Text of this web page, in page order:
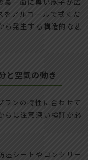
をアルコールで拭くだ
ら発生する構造的な悲
と空気の動き
ランの特性に合わせて
らは注意深い検証が必
湿シートやコンクリー